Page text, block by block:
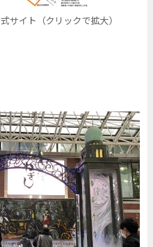
サイト（クリックで拡大）